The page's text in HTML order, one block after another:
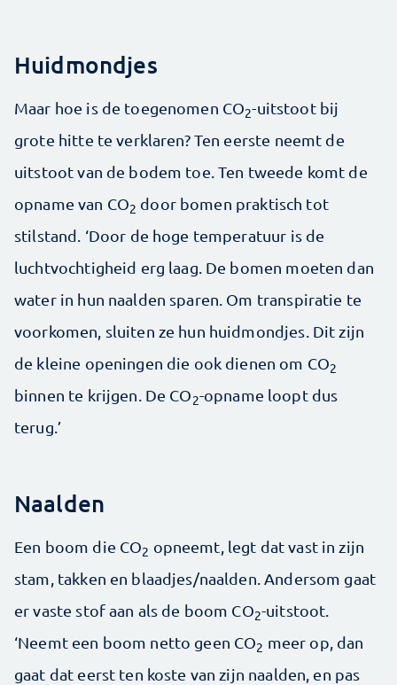
Huidmondjes
Maar hoe is de toegenomen CO2-uitstoot bij
grote hitte te verklaren? Ten eerste neemt de
uitstoot van de bodem toe. Ten tweede komt de
opname van CO2 door bomen praktisch tot
stilstand. ‘Door de hoge temperatuur is de
luchtvochtigheid erg laag. De bomen moeten dan
water in hun naalden sparen. Om transpiratie te
voorkomen, sluiten ze hun huidmondjes. Dit zijn
de kleine openingen die ook dienen om CO2
binnen te krijgen. De CO2-opname loopt dus
terug.’
Naalden
Een boom die CO2 opneemt, legt dat vast in zijn
stam, takken en blaadjes/naalden. Andersom gaat
er vaste stof aan als de boom CO2-uitstoot.
‘Neemt een boom netto geen CO2 meer op, dan
gaat dat eerst ten koste van zijn naalden, en pas